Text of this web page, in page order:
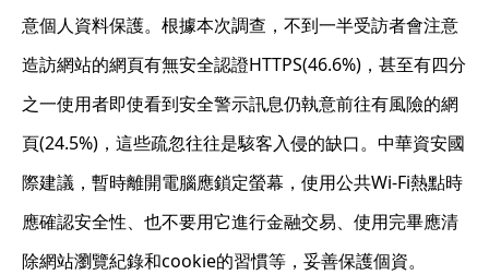
意個人資料保護。根據本次調查，不到一半受訪者會注意
造訪網站的網頁有無安全認證HTTPS(46.6%)，甚至有四分
之一使用者即使看到安全警示訊息仍執意前往有風險的網
頁(24.5%)，這些疏忽往往是駭客入侵的缺口。中華資安國
際建議，暫時離開電腦應鎖定螢幕，使用公共Wi-Fi熱點時
應確認安全性、也不要用它進行金融交易、使用完畢應清
除網站瀏覽紀錄和cookie的習慣等，妥善保護個資。